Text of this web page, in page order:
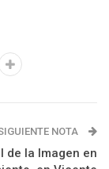
NOTA
de la Imagen en